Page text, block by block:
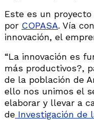
Este es un
por COPASA. Vía
innovación, el
“La innovación es
más productivos?,
de la población de
ello nos unimos el
elaborar y llevar a
de Investigación de